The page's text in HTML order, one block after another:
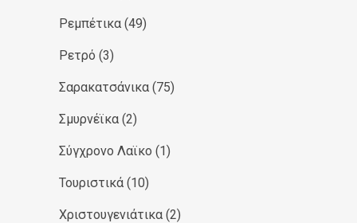
Ρεμπέτικα (49)
Ρετρό (3)
Σαρακατσάνικα (75)
Σμυρνέϊκα (2)
Σύγχρονο Λαϊκο (1)
Τουριστικά (10)
Χριστουγενιάτικα (2)